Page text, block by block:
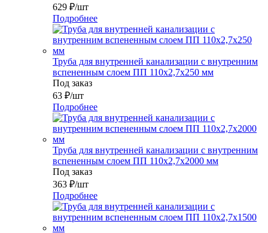
629 ₽/шт
Подробнее
Труба для внутренней канализации с внутренним
вспененным слоем ПП 110x2,7x250 мм
Под заказ
63 ₽/шт
Подробнее
Труба для внутренней канализации с внутренним
вспененным слоем ПП 110x2,7x2000 мм
Под заказ
363 ₽/шт
Подробнее